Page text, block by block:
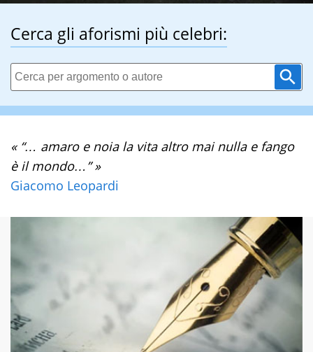
Cerca gli aforismi più celebri:
« “… amaro e noia la vita altro mai nulla e fango
è il mondo…” »
Giacomo Leopardi